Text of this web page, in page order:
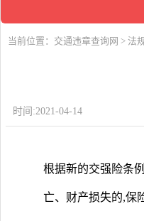
当前位置： 交通违章查询网 > 法
时间:2021-04-14
根据新的交强险条
亡、财产损失的,保